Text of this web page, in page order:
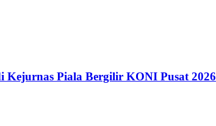
Kejurnas Piala Bergilir KONI Pusat 2026